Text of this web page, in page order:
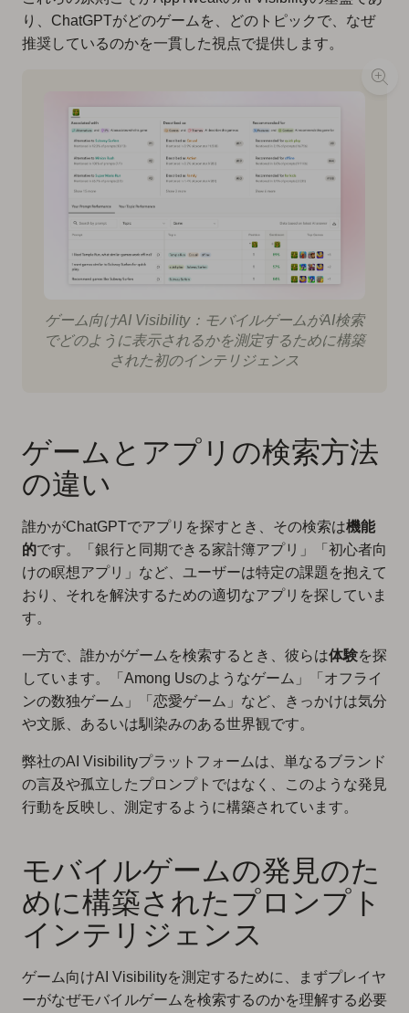
り、ChatGPTがどのゲームを、どのトピックで、なぜ
推奨しているのかを一貫した視点で提供します。
ゲーム向けAI Visibility：モバイルゲームがAI検索
でどのように表示されるかを測定するために構築
された初のインテリジェンス
ゲームとアプリの検索方法
の違い
誰かがChatGPTでアプリを探すとき、その検索は機能
的です。「銀行と同期できる家計簿アプリ」「初心者向
けの瞑想アプリ」など、ユーザーは特定の課題を抱えて
おり、それを解決するための適切なアプリを探していま
す。
一方で、誰かがゲームを検索するとき、彼らは体験を探
しています。「Among Usのようなゲーム」「オフライ
ンの数独ゲーム」「恋愛ゲーム」など、きっかけは気分
や文脈、あるいは馴染みのある世界観です。
弊社のAI Visibilityプラットフォームは、単なるブランド
の言及や孤立したプロンプトではなく、このような発見
行動を反映し、測定するように構築されています。
モバイルゲームの発見のた
めに構築されたプロンプト
インテリジェンス
ゲーム向けAI Visibilityを測定するために、まずプレイヤ
ーがなぜモバイルゲームを検索するのかを理解する必要